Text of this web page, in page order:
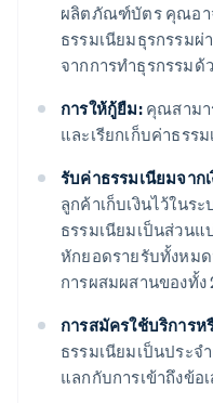
ผลิตภัณฑ์บัตร คุณอา
ธรรมเนียมธุรกรรมผ่
จากการทำธุรกรรมด้
การให้กู้ยืม:คุณสามา
และเรียกเก็บค่าธรร
รับค่าธรรมเนียมจาก
ลูกค้าเก็บเงินไว้ในร
ธรรมเนียมเป็นส่วน
หักยอดรายรับทั้งหม
การผสมผสานของทั้
การสมัครใช้บริการห
ธรรมเนียมเป็นประ
แลกกับการเข้าถึงข้